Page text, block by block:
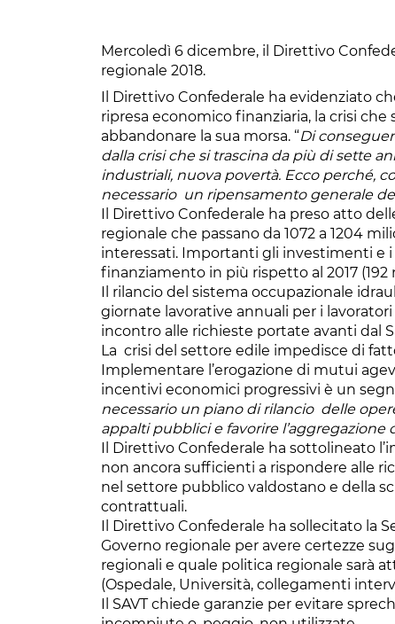
Mercoledì 6 dicembre, il Direttivo
regionale 2018.
Il Direttivo Confederale ha evidenziato
ripresa economico finanziaria, la crisi
abbandonare la sua morsa. “Di
dalla crisi che si trascina da più di sette
industriali, nuova povertà. Ecco perché,
necessario un ripensamento generale
Il Direttivo Confederale ha preso atto
regionale che passano da 1072 a 1204
interessati. Importanti gli investimenti e
finanziamento in più rispetto al 2017 (192
Il rilancio del sistema occupazionale
giornate lavorative annuali per i
incontro alle richieste portate avanti dal
La crisi del settore edile impedisce di
Implementare l’erogazione di mutui
incentivi economici progressivi è un
necessario un piano di rilancio delle
appalti pubblici e favorire
Il Direttivo Confederale ha sottolineato
non ancora sufficienti a rispondere alle
nel settore pubblico valdostano e della
contrattuali.
Il Direttivo Confederale ha sollecitato la
Governo regionale per avere certezze
regionali e quale politica regionale sarà
(Ospedale, Università, collegamenti
Il SAVT chiede garanzie per evitare